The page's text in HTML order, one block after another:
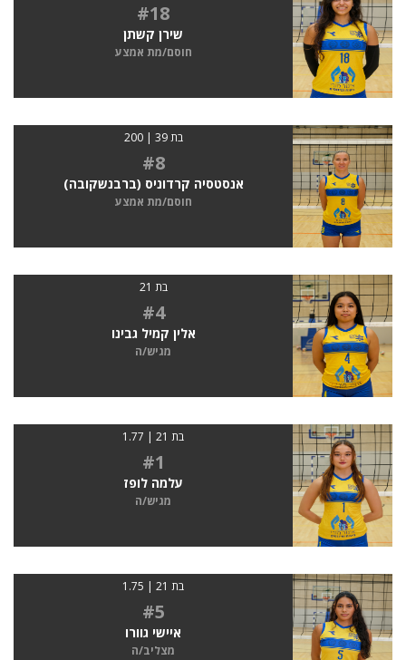
#18
שירן קשתן
חוסם/מת אמצע
בת 39 | 200
#8
אנסטסיה קרדוניס (ברבנשקובה)
חוסם/מת אמצע
בת 21
#4
אלין קמיל גבינו
מגיש/ה
בת 21 | 1.77
#1
עלמה לופז
מגיש/ה
בת 21 | 1.75
#5
איישי גוורו
מצליב/ה